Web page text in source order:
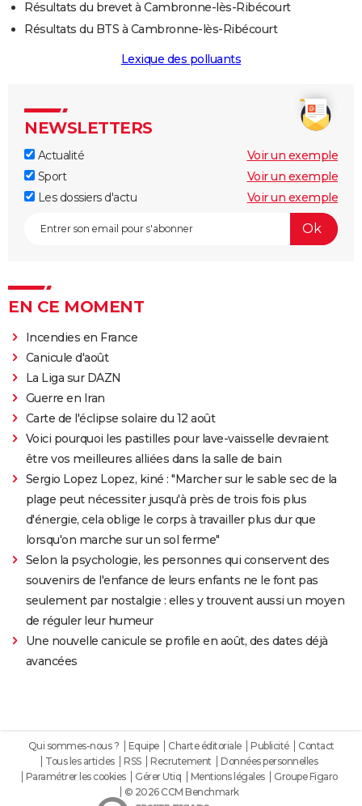
Résultats du brevet à Cambronne-lès-Ribécourt
Résultats du BTS à Cambronne-lès-Ribécourt
Lexique des polluants
NEWSLETTERS
Actualité
Voir un exemple
Sport
Voir un exemple
Les dossiers d'actu
Voir un exemple
EN CE MOMENT
Incendies en France
Canicule d'août
La Liga sur DAZN
Guerre en Iran
Carte de l'éclipse solaire du 12 août
Voici pourquoi les pastilles pour lave-vaisselle devraient
être vos meilleures alliées dans la salle de bain
Sergio Lopez Lopez, kiné : "Marcher sur le sable sec de la
plage peut nécessiter jusqu'à près de trois fois plus
d'énergie, cela oblige le corps à travailler plus dur que
lorsqu'on marche sur un sol ferme"
Selon la psychologie, les personnes qui conservent des
souvenirs de l'enfance de leurs enfants ne le font pas
seulement par nostalgie : elles y trouvent aussi un moyen
de réguler leur humeur
Une nouvelle canicule se profile en août, des dates déjà
avancées
Qui sommes-nous ? Equipe Charte éditoriale Publicité
Contact
Tous les articles
RSS Recrutement
Données personnelles
Paramétrer les cookies
Gérer Utiq Mentions légales
Groupe Figaro
© 2026 CCM Benchmark